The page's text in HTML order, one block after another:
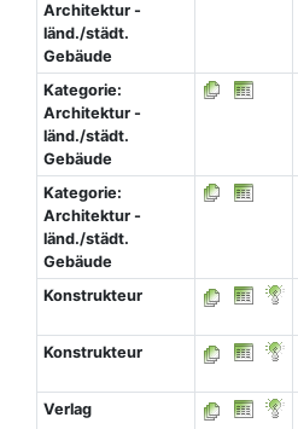
Architektur -
länd./städt.
Gebäude
Kategorie:
Architektur -
länd./städt.
Gebäude
Kategorie:
Architektur -
länd./städt.
Gebäude
Konstrukteur
Konstrukteur
Verlag